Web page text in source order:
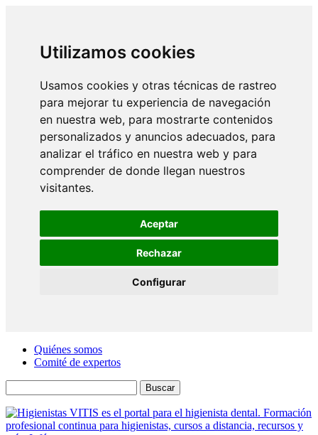
Utilizamos cookies
Usamos cookies y otras técnicas de rastreo
para mejorar tu experiencia de navegación
en nuestra web, para mostrarte contenidos
personalizados y anuncios adecuados, para
analizar el tráfico en nuestra web y para
comprender de donde llegan nuestros
visitantes.
Aceptar
Rechazar
Configurar
Quiénes somos
Comité de expertos
Buscar